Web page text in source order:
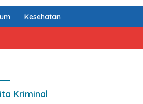
Kesehatan
Kriminal